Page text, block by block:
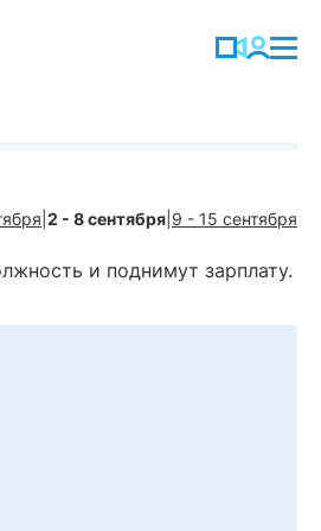
2 - 8 сентября 9 - 15 сентября
и поднимут зарплату.